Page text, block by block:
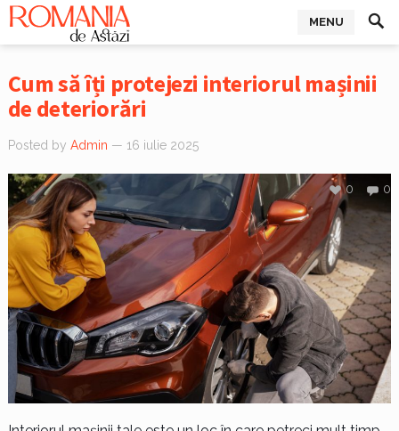
MENU
Cum să îți protejezi interiorul mașinii
de deteriorări
Posted by Admin — 16 iulie 2025
0
0